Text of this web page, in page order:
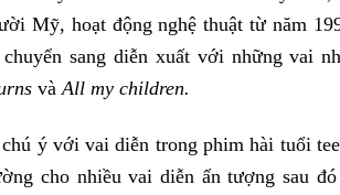
Mỹ, hoạt động nghệ thuật từ năm
sang diễn xuất với những vai
và All my children.
ý với vai diễn trong phim hài tuổi
cho nhiều vai diễn ấn tượng sau